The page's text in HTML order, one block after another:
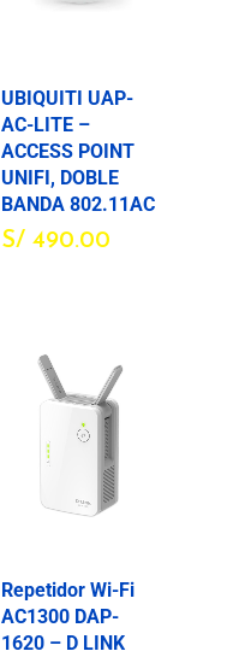
UBIQUITI UAP-
AC-LITE –
ACCESS POINT
UNIFI, DOBLE
BANDA 802.11AC
S/ 490.00
Repetidor Wi-Fi
AC1300 DAP-
1620 – D LINK